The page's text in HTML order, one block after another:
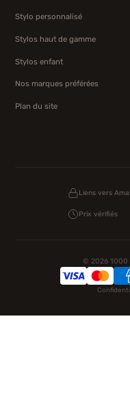
Stylo personnalisé
Stylos haut de gamme
Stylos enfant
Nos marques préférées
Plan du site
Liens vers
Prix vérifiés
© 2026 1000